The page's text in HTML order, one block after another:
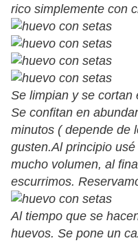
rico simplemente con
Se limpian y se cortan
Se confitan en
minutos ( depende de
gusten.Al principio
mucho volumen, al
escurrimos.
Al tiempo que se
huevos. Se pone un